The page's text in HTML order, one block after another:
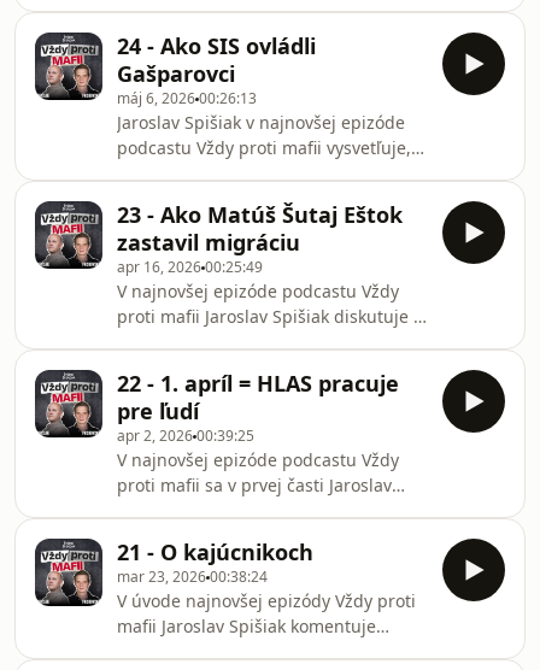
ďalších ľudí ohrozujú bezpečnosť nás
všetkých? Ako k mafii pristupovali na S
taktiku.V najnovšej epizóde podcastu
Vždy proti mafii odhaľuje Jaroslav
Spišiak historický kontext politickej
manipulácie smerom k svetu drog.
Približuje aj prípady policajného boja
proti tomuto neduhu, ktorý nazýva
druhou najväčšou hrozbou ľudstva
hneď po vo
24 - Ako SIS ovládli
Gašparovci
máj 6, 202600:26:13
Jaroslav Spišiak v najnovšej epizóde
podcastu Vždy proti mafii vysvetľuje,
služby stal nedôveryhodný a
spolitizovaný orgán súčasnej vládnej
moci. Prečo bol za riaditeľa
vymenovaný Pavol Gašpar? Čo s tým
dnes môže robiť opozícia? Je
parlamentný výbor efektívny? Je
potrebné SIS raz zbúrať a postaviť
nanovo?
23 - Ako Matúš Šutaj Eštok
zastavil migráciu
apr 16, 202600:25:49
V najnovšej epizóde podcastu Vždy
proti mafii Jaroslav Spišiak diskutuje o
nelegálnu migráciu, o čom rád
opakovane hovorí? Čo sa stalo v roku
2023? O čom vypovedajú prvé
informácie od nového maďarského
premiéra? Čo sa deje na ministerstve
vnútra, ktoré malo ušetriť milióny na
policajtoch? Kto spravil chybu? Prečo
sa konsolidácia dot
22 - 1. apríl = HLAS pracuje
pre ľudí
apr 2, 202600:39:25
V najnovšej epizóde podcastu Vždy
proti mafii sa v prvej časti Jaroslav
upratovačkám na ministerstve vnútra,
ktorým teraz hrozí zdieranie zo strany
externých firiem. Aj preto by sa motto
Hlasu ako pracujú pre ľudí dalo
označiť za 1. apríl... V druhej časti
21 - O kajúcnikoch
mar 23, 202600:38:24
V úvode najnovšej epizódy Vždy proti
mafii Jaroslav Spišiak komentuje